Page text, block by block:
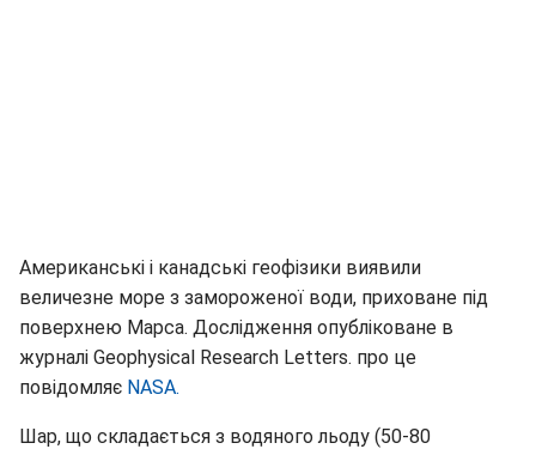
Американські і канадські геофізики виявили
величезне море з замороженої води, приховане під
поверхнею Марса. Дослідження опубліковане в
журналі Geophysical Research Letters. про це
повідомляє NASA.
Шар, що складається з водяного льоду (50-80